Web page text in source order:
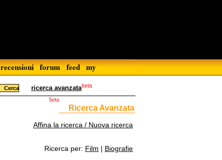
recensioni forum feed my
ricerca avanzatabeta
Ricerca Avanzata
beta
Affina la ricerca / Nuova ricerca
Ricerca per: Film | Biografie